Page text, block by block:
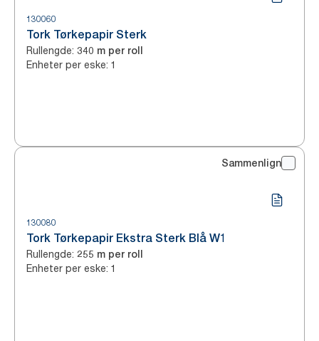
130060
Tork Tørkepapir Sterk
Rullengde: 340 m per roll
Enheter per eske: 1
Sammenlign
130080
Tork Tørkepapir Ekstra Sterk Blå W1
Rullengde: 255 m per roll
Enheter per eske: 1